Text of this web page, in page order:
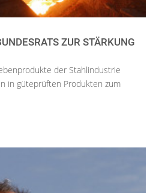
ZUR STÄRKUNG V
der Stahlindustrie
in güteprüften Produkten zum